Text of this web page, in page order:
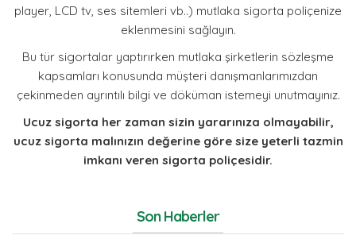
player, LCD tv, ses sitemleri vb..) mutlaka sigorta poliçenize
eklenmesini sağlayın.
Bu tür sigortalar yaptırırken mutlaka şirketlerin sözleşme
kapsamları konusunda müşteri danışmanlarımızdan
çekinmeden ayrıntılı bilgi ve döküman istemeyi unutmayınız.
Ucuz sigorta her zaman sizin yararınıza olmayabilir,
ucuz sigorta malınızın değerine göre size yeterli tazmin
imkanı veren sigorta poliçesidir.
Son Haberler